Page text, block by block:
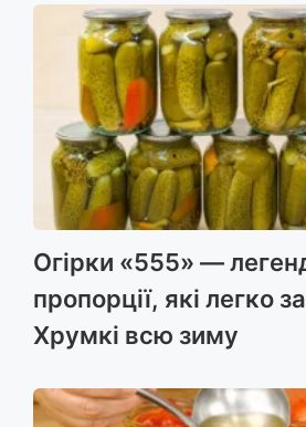
Огірки «555» —
пропорції, які легко
Хрумкі всю зиму